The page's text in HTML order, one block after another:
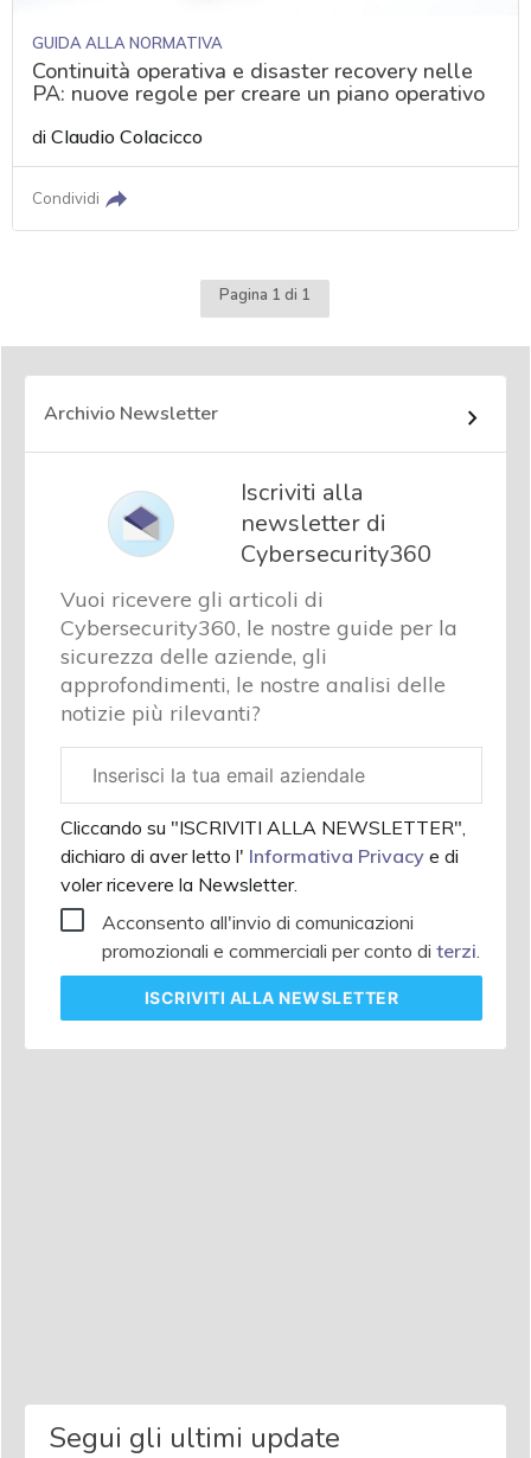
GUIDA ALLA NORMATIVA
Continuità operativa e disaster recovery nelle
PA: nuove regole per creare un piano operativo
diClaudio Colacicco
Condividi
Pagina 1 di 1
Archivio Newsletter
Iscriviti alla
newsletter di
Cybersecurity360
Vuoi ricevere gli articoli di
Cybersecurity360, le nostre guide per la
sicurezza delle aziende, gli
approfondimenti, le nostre analisi delle
notizie più rilevanti?
aziendale
Cliccando su "ISCRIVITI ALLA NEWSLETTER",
dichiaro di aver letto l' Informativa Privacy e di
voler ricevere la Newsletter.
Acconsento all'invio di comunicazioni
promozionali e commerciali per conto di terzi
ISCRIVITI ALLA NEWSLETTER
Segui gli ultimi update